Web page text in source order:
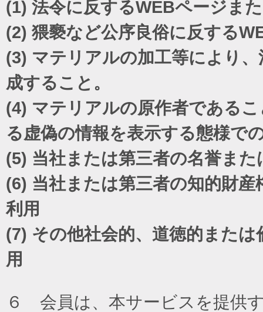
(1) 法令に反するWEBページま
(2) 猥褻など公序良俗に反する
(3) マテリアルの加工等により
成すること。
(4) マテリアルの原作者である
る虚偽の情報を表示する態様で
(5) 当社または第三者の名誉ま
(6) 当社または第三者の知的財
利用
(7) その他社会的、道徳的また
用
６ 会員は、本サービスを提供